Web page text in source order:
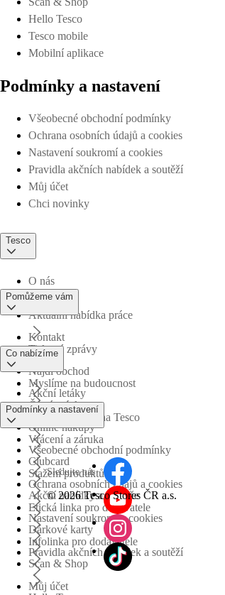
Hello Tesco
Tesco mobile
Mobilní aplikace
Podmínky a nastavení
Všeobecné obchodní podmínky
Ochrana osobních údajů a cookies
Nastavení soukromí a cookies
Pravidla akčních nabídek a soutěží
Můj účet
Chci novinky
Tesco
O nás
Aktuální nabídka práce
Tiskové zprávy
Myslíme na budoucnost
Obchodní skupina Tesco
Pomůžeme vám
Kontakt
Najdi obchod
Časté otázky
Vrácení a záruka
Stažení produktů
Etická linka pro dodavatele
Infolinka pro dodavatele
Co nabízíme
Akční letáky
Online nákupy
Clubcard
Akční nabídky a soutěže
Dárkové karty
Scan & Shop
Podmínky a nastavení
Všeobecné obchodní podmínky
Ochrana osobních údajů a cookies
Nastavení soukromí a cookies
Pravidla akčních nabídek a soutěží
Můj účet
Sledujte nás
© 2026 Tesco Stores ČR a.s.